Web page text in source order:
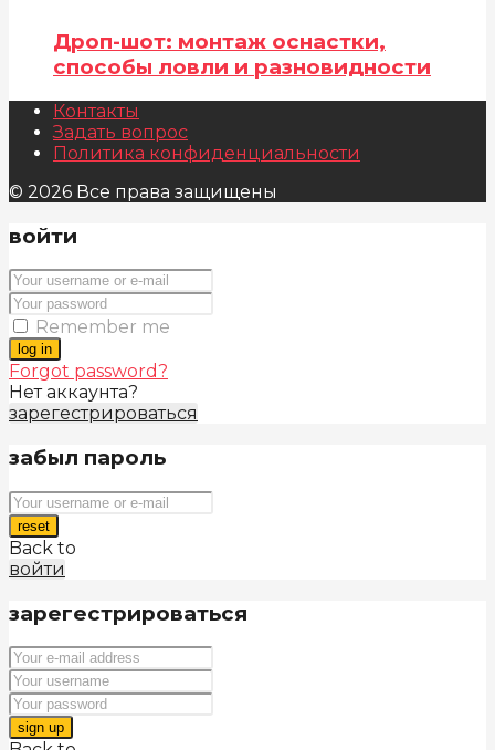
Дроп-шот: монтаж оснастки,
способы ловли и разновидности
Контакты
Задать вопрос
Политика конфиденциальности
© 2026 Все права защищены
войти
Remember me
log in
Forgot password?
Нет аккаунта?
зарегестрироваться
забыл пароль
reset
Back to
войти
зарегестрироваться
sign up